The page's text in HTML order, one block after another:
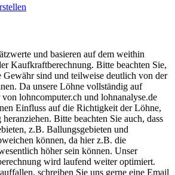
und basieren auf dem weithin
Kaufkraftberechnung. Bitte beachten Sie,
Gewähr sind und teilweise deutlich von der
Da unsere Löhne vollständig auf
lohncomputer.ch und lohnanalyse.de
Einfluss auf die Richtigkeit der Löhne,
Bitte beachten Sie auch, dass
z.B. Ballungsgebieten und
können, da hier z.B. die
höher sein können. Unser
wird laufend weiter optimiert.
schreiben Sie uns gerne eine Email